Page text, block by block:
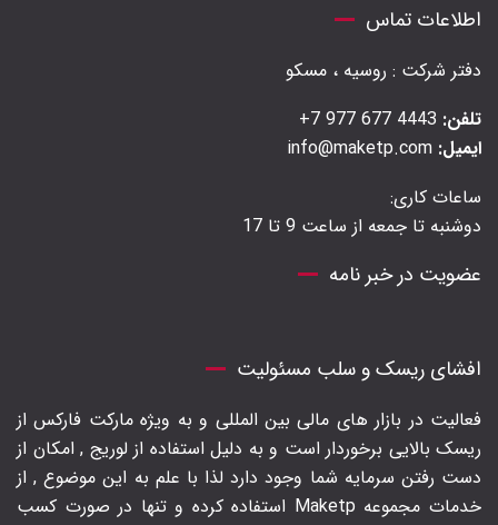
اطلاعات تماس
دفتر شرکت : روسیه ، مسکو
تلفن:
ایمیل:
ساعات کاری:
دوشنبه تا جمعه از ساعت 9 تا 17
عضویت در خبر نامه
افشای ریسک و سلب مسئولیت
فعالیت در بازار های مالی بین المللی و به ویژه مارکت فارکس از
ریسک بالایی برخوردار است و به دلیل استفاده از لوریج , امکان از
دست رفتن سرمایه شما وجود دارد لذا با علم به این موضوع , از
خدمات مجموعه Maketp استفاده کرده و تنها در صورت کسب